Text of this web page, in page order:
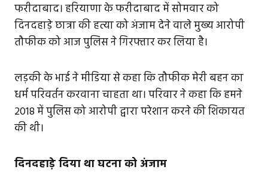
फरीदाबाद। हरियाणा के फरीदाबाद में सोमवार को
दिनदहाड़े छात्रा की हत्या को अंजाम देने वाले मुख्य आरोपी
तौफीक को आज पुलिस ने गिरफ्तार कर लिया है।
लड़की के भाई ने मीडिया से कहा कि तौफीक मेरी बहन का
धर्म परिवर्तन करवाना चाहता था। परिवार ने कहा कि हमने
2018 में पुलिस को आरोपी द्वारा परेशान करने की शिकायत
की थी।
दिनदहाड़े दिया था घटना को अंजाम